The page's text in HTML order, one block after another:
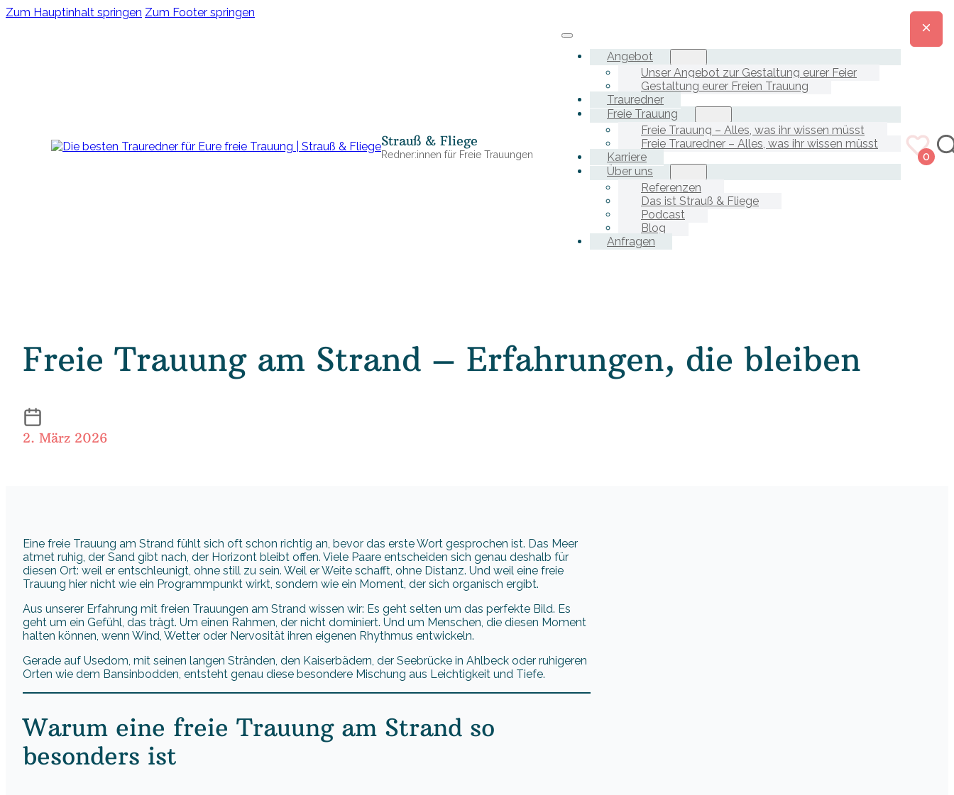
Zum Hauptinhalt springen Zum Footer springen
Strauß & Fliege
Redner:innen für Freie Trauungen
Angebot
Unser Angebot zur Gestaltung eurer Feier
Gestaltung eurer Freien Trauung
Trauredner
Freie Trauung
Freie Trauung – Alles, was ihr wissen müsst
Freie Trauredner – Alles, was ihr wissen müsst
Karriere
Über uns
Referenzen
Das ist Strauß & Fliege
Podcast
Blog
Anfragen
0
Freie Trauung am Strand – Erfahrungen, die bleiben
2. März 2026
Eine freie Trauung am Strand fühlt sich oft schon richtig an, bevor das erste Wort gesprochen ist. Das Meer
atmet ruhig, der Sand gibt nach, der Horizont bleibt offen. Viele Paare entscheiden sich genau deshalb für
diesen Ort: weil er entschleunigt, ohne still zu sein. Weil er Weite schafft, ohne Distanz. Und weil eine freie
Trauung hier nicht wie ein Programmpunkt wirkt, sondern wie ein Moment, der sich organisch ergibt.
Aus unserer Erfahrung mit freien Trauungen am Strand wissen wir: Es geht selten um das perfekte Bild. Es
geht um ein Gefühl, das trägt. Um einen Rahmen, der nicht dominiert. Und um Menschen, die diesen Moment
halten können, wenn Wind, Wetter oder Nervosität ihren eigenen Rhythmus entwickeln.
Gerade auf Usedom, mit seinen langen Stränden, den Kaiserbädern, der Seebrücke in Ahlbeck oder ruhigeren
Orten wie dem Bansinbodden, entsteht genau diese besondere Mischung aus Leichtigkeit und Tiefe.
Warum eine freie Trauung am Strand so
besonders ist